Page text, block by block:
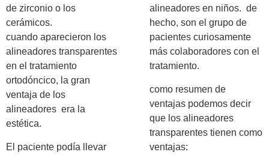
de zirconio o los
cerámicos.
cuando aparecieron los
alineadores transparentes
en el tratamiento
ortodóncico, la gran
ventaja de los
alineadores era la
estética.
El paciente podía llevar
alineadores en niños. de
hecho, son el grupo de
pacientes curiosamente
más colaboradores con el
tratamiento.
como resumen de
ventajas podemos decir
que los alineadores
transparentes tienen como
ventajas: